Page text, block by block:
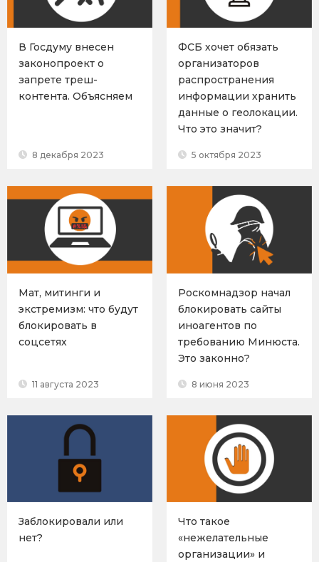
В Госдуму внесен
законопроект о
запрете треш-
контента. Объясняем
8 декабря 2023
ФСБ хочет обязать
организаторов
распространения
информации хранить
данные о геолокации.
Что это значит?
5 октября 2023
Мат, митинги и
экстремизм: что будут
блокировать в
соцсетях
11 августа 2023
Роскомнадзор начал
блокировать сайты
иноагентов по
требованию Минюста.
Это законно?
8 июня 2023
Заблокировали или
нет?
Что такое
«нежелательные
организации» и